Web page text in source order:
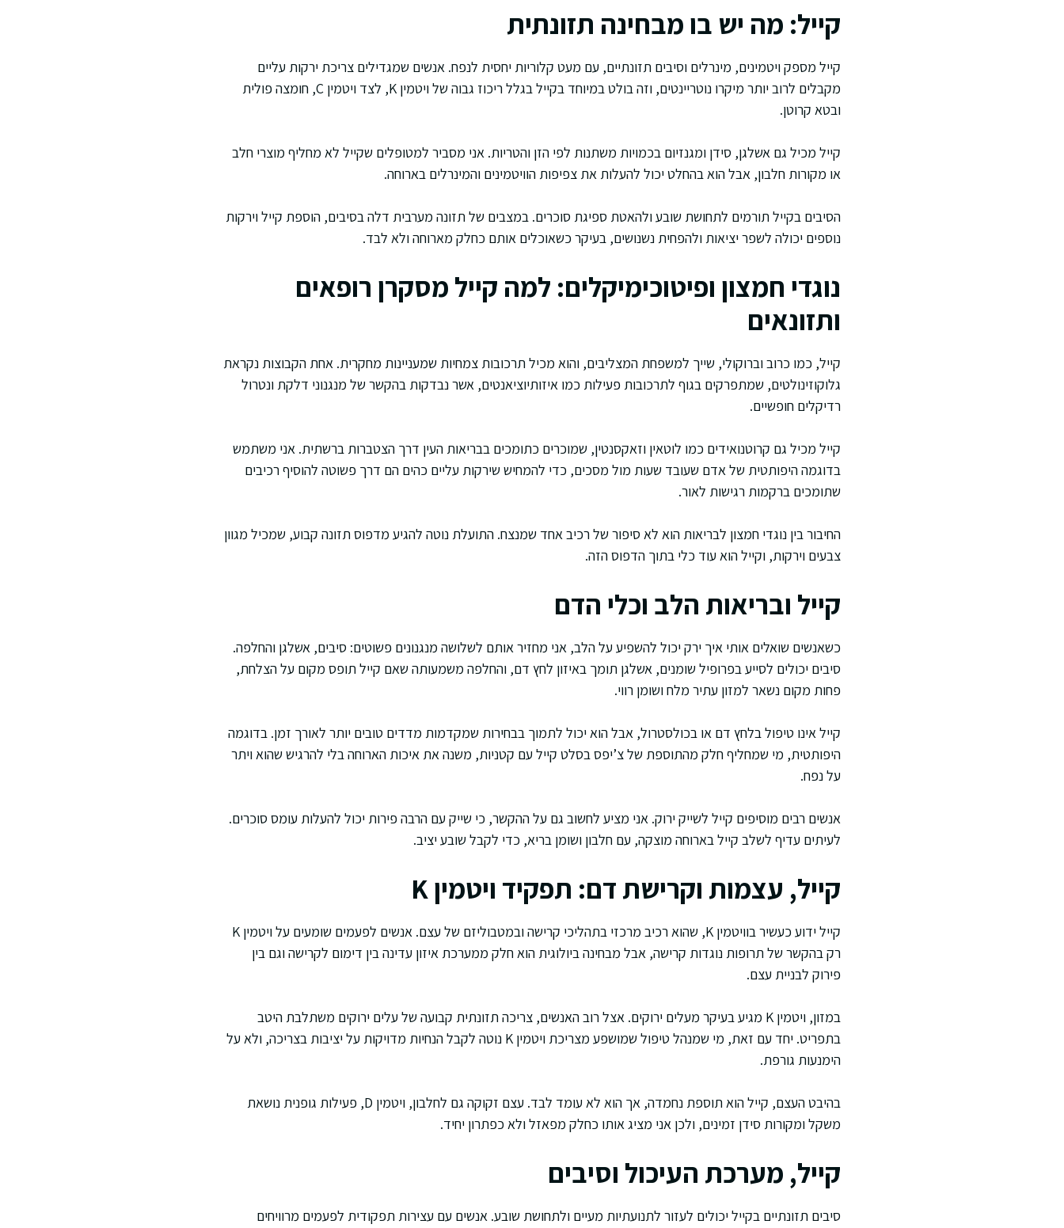
קייל: מה יש בו מבחינה תזונתית
קייל מספק ויטמינים, מינרלים וסיבים תזונתיים, עם מעט קלוריות יחסית לנפח. אנשים שמגדילים צריכת ירקות עליים
מקבלים לרוב יותר מיקרו נוטריינטים, וזה בולט במיוחד בקייל בגלל ריכוז גבוה של ויטמין K, לצד ויטמין C, חומצה פולית
ובטא קרוטן.
קייל מכיל גם אשלגן, סידן ומגנזיום בכמויות משתנות לפי הזן והטריות. אני מסביר למטופלים שקייל לא מחליף מוצרי חלב
או מקורות חלבון, אבל הוא בהחלט יכול להעלות את צפיפות הוויטמינים והמינרלים בארוחה.
הסיבים בקייל תורמים לתחושת שובע ולהאטת ספיגת סוכרים. במצבים של תזונה מערבית דלה בסיבים, הוספת קייל וירקות
נוספים יכולה לשפר יציאות ולהפחית נשנושים, בעיקר כשאוכלים אותם כחלק מארוחה ולא לבד.
נוגדי חמצון ופיטוכימיקלים: למה קייל מסקרן רופאים
ותזונאים
קייל, כמו כרוב וברוקולי, שייך למשפחת המצליבים, והוא מכיל תרכובות צמחיות שמעניינות מחקרית. אחת הקבוצות נקראת
גלוקוזינולטים, שמתפרקים בגוף לתרכובות פעילות כמו איזותיוציאנטים, אשר נבדקות בהקשר של מנגנוני דלקת ונטרול
רדיקלים חופשיים.
קייל מכיל גם קרוטנואידים כמו לוטאין וזאקסנטין, שמוכרים כתומכים בבריאות העין דרך הצטברות ברשתית. אני משתמש
בדוגמה היפותטית של אדם שעובד שעות מול מסכים, כדי להמחיש שירקות עליים כהים הם דרך פשוטה להוסיף רכיבים
שתומכים ברקמות רגישות לאור.
החיבור בין נוגדי חמצון לבריאות הוא לא סיפור של רכיב אחד שמנצח. התועלת נוטה להגיע מדפוס תזונה קבוע, שמכיל מגוון
צבעים וירקות, וקייל הוא עוד כלי בתוך הדפוס הזה.
קייל ובריאות הלב וכלי הדם
כשאנשים שואלים אותי איך ירק יכול להשפיע על הלב, אני מחזיר אותם לשלושה מנגנונים פשוטים: סיבים, אשלגן והחלפה.
סיבים יכולים לסייע בפרופיל שומנים, אשלגן תומך באיזון לחץ דם, והחלפה משמעותה שאם קייל תופס מקום על הצלחת,
פחות מקום נשאר למזון עתיר מלח ושומן רווי.
קייל אינו טיפול בלחץ דם או בכולסטרול, אבל הוא יכול לתמוך בבחירות שמקדמות מדדים טובים יותר לאורך זמן. בדוגמה
היפותטית, מי שמחליף חלק מהתוספת של צ’יפס בסלט קייל עם קטניות, משנה את איכות הארוחה בלי להרגיש שהוא ויתר
על נפח.
אנשים רבים מוסיפים קייל לשייק ירוק. אני מציע לחשוב גם על ההקשר, כי שייק עם הרבה פירות יכול להעלות עומס סוכרים.
לעיתים עדיף לשלב קייל בארוחה מוצקה, עם חלבון ושומן בריא, כדי לקבל שובע יציב.
קייל, עצמות וקרישת דם: תפקיד ויטמין K
קייל ידוע כעשיר בוויטמין K, שהוא רכיב מרכזי בתהליכי קרישה ובמטבוליזם של עצם. אנשים לפעמים שומעים על ויטמין K
רק בהקשר של תרופות נוגדות קרישה, אבל מבחינה ביולוגית הוא חלק ממערכת איזון עדינה בין דימום לקרישה וגם בין
פירוק לבניית עצם.
במזון, ויטמין K מגיע בעיקר מעלים ירוקים. אצל רוב האנשים, צריכה תזונתית קבועה של עלים ירוקים משתלבת היטב
בתפריט. יחד עם זאת, מי שמנהל טיפול שמושפע מצריכת ויטמין K נוטה לקבל הנחיות מדויקות על יציבות בצריכה, ולא על
הימנעות גורפת.
בהיבט העצם, קייל הוא תוספת נחמדה, אך הוא לא עומד לבד. עצם זקוקה גם לחלבון, ויטמין D, פעילות גופנית נושאת
משקל ומקורות סידן זמינים, ולכן אני מציג אותו כחלק מפאזל ולא כפתרון יחיד.
קייל, מערכת העיכול וסיבים
סיבים תזונתיים בקייל יכולים לעזור לתנועתיות מעיים ולתחושת שובע. אנשים עם עצירות תפקודית לפעמים מרוויחים